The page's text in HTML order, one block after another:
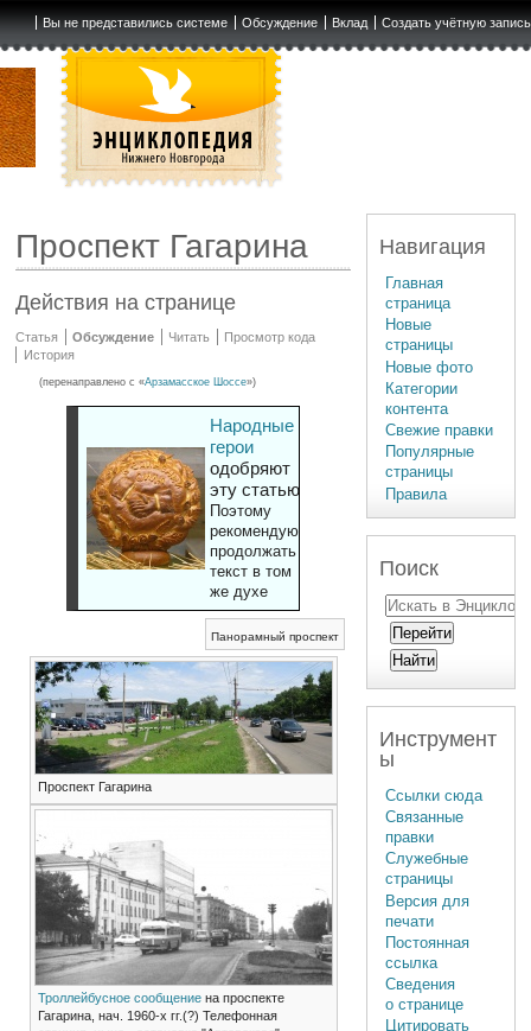
Вы не представились системе Обсуждение Вклад Создать учётную запись
Проспект Гагарина
Действия на странице
Статья Обсуждение Читать
Просмотр кода
История
(перенаправлено с «Арзамасское Шоссе»)
Народные
герои
одобряют
эту статью
Поэтому
рекомендуют
продолжать
текст в том
же духе
Панорамный проспект
Проспект Гагарина
Троллейбусное сообщениена проспекте
Гагарина, нач. 1960-х гг.(?) Телефонная
Навигация
Главная
страница
Новые
страницы
Новые фото
Категории
контента
Свежие правки
Популярные
страницы
Правила
Поиск
Инструмент
ы
Ссылки сюда
Связанные
правки
Служебные
страницы
Версия для
печати
Постоянная
ссылка
Сведения
о странице
Цитировать